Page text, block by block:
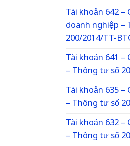
Tài khoản 642
doanh nghiệp
200/2014/TT-
Tài khoản 641
– Thông tư số
Tài khoản 635
– Thông tư số
Tài khoản 632
– Thông tư số